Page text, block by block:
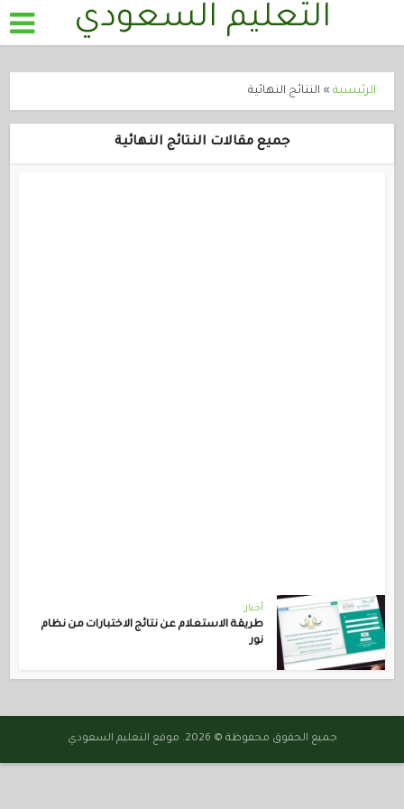
التعليم السعودي
الرئيسية » النتائج النهائية
جميع مقالات النتائج النهائية
أخبار
طريقة الاستعلام عن نتائج الاختبارات من نظام
نور
جميع الحقوق محفوظة © 2026. موقع التعليم السعودي